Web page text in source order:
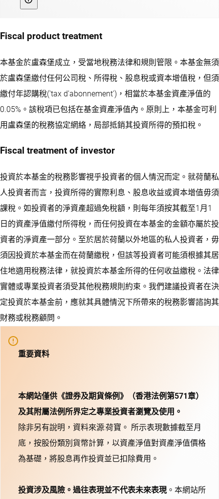
Fiscal product treatment
本基金於盧森堡成立，受當地稅務法律和規則管限。本基金無須
於盧森堡繳付任何公司稅、所得稅、股息稅或資本增值稅，但須
繳付年認購稅('tax d'abonnement')，相當於本基金資產淨值的
0.05%。該稅項已包括在基金資產淨值內。原則上，本基金可利
用盧森堡的稅務協定網絡，局部抵銷其投資所得的預扣稅。
Fiscal treatment of investor
投資於本基金的稅務影響視乎投資者的個人情況而定。就荷蘭私
人投資者而言，投資所得的實際利息、股息收益或資本增值毋須
課稅。如投資者的淨資產超過免稅額，則每年須按其截至1月1
日的資產淨值繳付所得稅，而任何投資在本基金的金額亦屬於投
資者的淨資產一部分。至於居於荷蘭以外地區的私人投資者，毋
須因投資於本基金而在荷蘭繳稅，但該等投資者可能須根據其居
住地適用稅務法律，就投資於本基金所得的任何收益繳稅。法律
實體或專業投資者須受其他稅務規則約束。我們建議投資者在決
定投資於本基金前，應就其具體情況下所帶來的稅務影響諮詢其
財務或稅務顧問。
重要資料
本網站僅供《證券及期貨條例》（香港法例第571章）
及其附屬法例所界定之專業投資者瀏覽及使用。
除非另有說明，資料來源:荷寶。 所示表現數據截至月
底，按股份類別貨幣計算，以資產淨值對資產淨值價格
為基礎，將股息再作投資並已扣除費用。
投資涉及風險。過往表現並不代表未來表現。本網站所